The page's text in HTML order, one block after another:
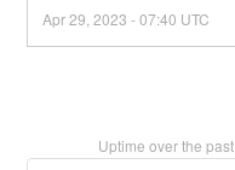
Apr29 ,2023 -07:40 UTC
Uptime over the past